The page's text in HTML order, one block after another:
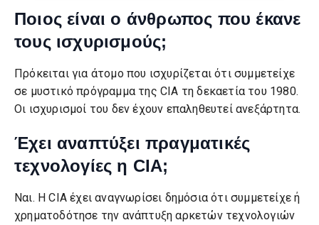
Ποιος είναι ο άνθρωπος που έκανε
τους ισχυρισμούς;
Πρόκειται για άτομο που ισχυρίζεται ότι συμμετείχε
σε μυστικό πρόγραμμα της CIA τη δεκαετία του 1980.
Οι ισχυρισμοί του δεν έχουν επαληθευτεί ανεξάρτητα.
Έχει αναπτύξει πραγματικές
τεχνολογίες η CIA;
Ναι. Η CIA έχει αναγνωρίσει δημόσια ότι συμμετείχε ή
χρηματοδότησε την ανάπτυξη αρκετών τεχνολογιών